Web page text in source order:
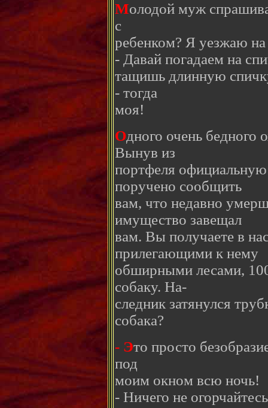
Молодой муж
с
ребенком? Я уезжаю на
- Давай погадаем на
тащишь длинную
- тогда
моя!
Одного очень бедного
Вынув из
портфеля
поручено сообщить
вам, что недавно
имущество завещал
вам. Вы получаете в
прилегающими к нему
обширными лесами,
собаку. На-
следник затянулся
собака?
- Это просто
под
моим окном всю ночь!
- Ничего не